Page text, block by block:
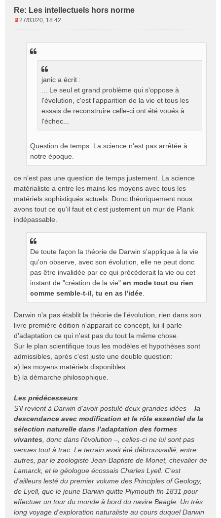
Re: Les intellectuels hors norme
27/03/20, 18:42
janic a écrit :
... Le seul et grand problème qui s'oppose à
l'évolution, c'est l'apparition de la vie et tous les
essais de reconstruire celle-ci ont été voués à
l'échec...
Question de temps. La science n'est pas arrêtée à
notre époque.
ce n'est pas une question de temps justement. La science
matérialiste a entre les mains les moyens avec tous les
matériels sophistiqués actuels. Donc théoriquement nous
avons tout ce qu'il faut et c'est justement un mur de Plank
indépassable.
De toute façon la théorie de Darwin s'applique à la vie
qu'on observe, avec son évolution, elle ne peut donc
pas être invalidée par ce qui précèderait la vie ou cet
instant de "création de la vie" en mode tout ou rien
comme semble-t-il, tu en as l'idée
Darwin n'a pas établit la théorie de l'évolution, rien dans son
livre première édition n'apparait ce concept, lui il parle
d'adaptation ce qui n'est pas du tout la même chose.
Sur le plan scientifique tous les modèles et hypothèses sont
admissibles, après c'est juste une double question:
a) les moyens matériels disponibles
b) la démarche philosophique.
Les prédécesseurs
S’il revient à Darwin d’avoir postulé deux grandes idées – la
descendance avec modification et le rôle essentiel de la
sélection naturelle dans l’adaptation des formes
vivantes , donc dans l’évolution –, celles-ci ne lui sont pas
venues tout à trac. Le terrain avait été débroussaillé, entre
autres, par le zoologiste Jean-Baptiste de Monet, chevalier de
Lamarck, et le géologue écossais Charles Lyell. C’est
d’ailleurs lesté du premier volume des Principles of Geology,
de Lyell, que le jeune Darwin quitte Plymouth fin 1831 pour
effectuer un tour du monde à bord du navire Beagle. Un très
long voyage d’exploration naturaliste au cours duquel Darwin